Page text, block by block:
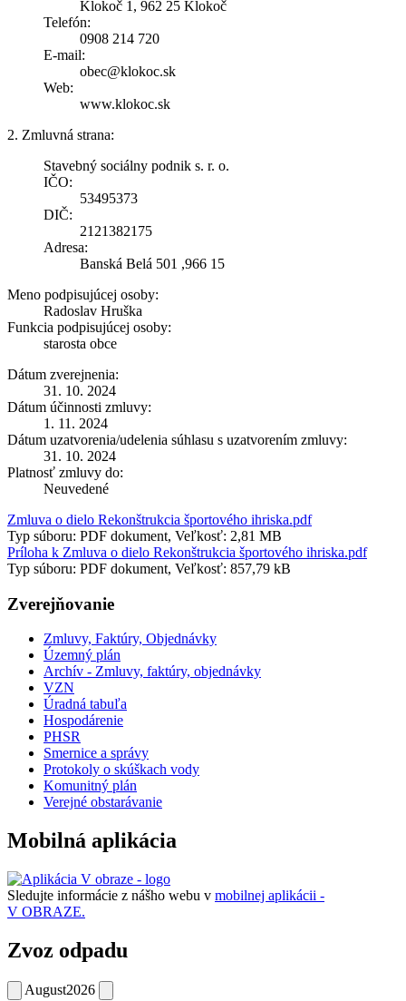
Klokoč 1, 962 25 Klokoč
Telefón:
0908 214 720
E-mail:
obec@klokoc.sk
Web:
www.klokoc.sk
2. Zmluvná strana:
Stavebný sociálny podnik s. r. o.
IČO:
53495373
DIČ:
2121382175
Adresa:
Banská Belá 501 ,966 15
Meno podpisujúcej osoby:
Radoslav Hruška
Funkcia podpisujúcej osoby:
starosta obce
Dátum zverejnenia:
31. 10. 2024
Dátum účinnosti zmluvy:
1. 11. 2024
Dátum uzatvorenia/udelenia súhlasu s uzatvorením zmluvy:
31. 10. 2024
Platnosť zmluvy do:
Neuvedené
Zmluva o dielo Rekonštrukcia športového ihriska.pdf
Typ súboru: PDF dokument, Veľkosť: 2,81 MB
Príloha k Zmluva o dielo Rekonštrukcia športového ihriska.pdf
Typ súboru: PDF dokument, Veľkosť: 857,79 kB
Zverejňovanie
Zmluvy, Faktúry, Objednávky
Územný plán
Archív - Zmluvy, faktúry, objednávky
VZN
Úradná tabuľa
Hospodárenie
PHSR
Smernice a správy
Protokoly o skúškach vody
Komunitný plán
Verejné obstarávanie
Mobilná aplikácia
Sledujte informácie z nášho webu v mobilnej aplikácii -
V OBRAZE.
Zvoz odpadu
August2026